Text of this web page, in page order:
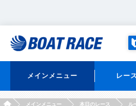
メインメニュー レー
HOMEメインメニュー 本日のレース ル